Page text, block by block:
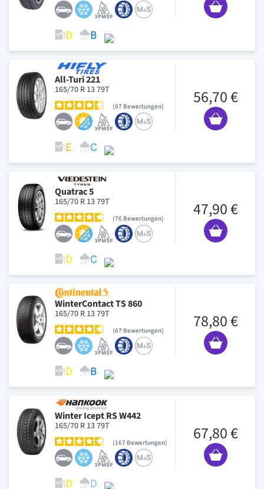
All-Turi 221
165/70 R 13 79T
67 Bewertungen 56,70 €
Quatrac 5
165/70 R 13 79T
76 Bewertungen 47,90 €
WinterContact TS 860
165/70 R 13 79T
67 Bewertungen 78,80 €
Winter Icept RS W442
165/70 R 13 79T
167 Bewertungen 67,80 €